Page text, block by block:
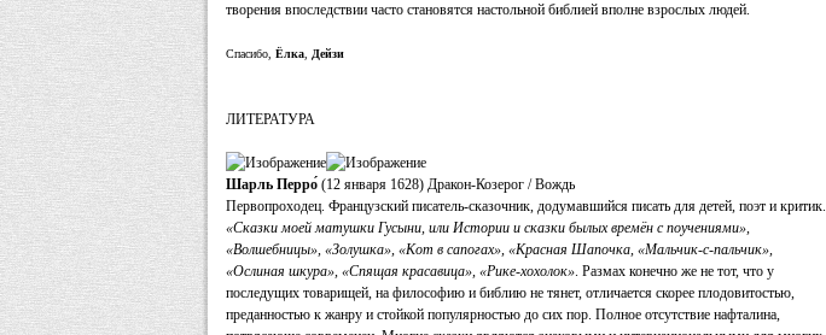
творения впоследствии часто становятся настольной библией вполне взрослых людей.
Спасибо, Ёлка Дейзи
ЛИТЕРАТУРА
Шарль Перро́ (12 января 1628) Дракон-Козерог / Вождь
Первопроходец. Французский писатель-сказочник, додумавшийся писать для детей, поэт и критик.
«Сказки моей матушки Гусыни, или Истории и сказки былых времён с поучениями»,
«Волшебницы», «Золушка», «Кот в сапогах», «Красная Шапочка, «Мальчик-с-пальчик»,
«Ослиная шкура», «Спящая красавица», «Рике-хохолок». Размах конечно же не тот, что у
последущих товарищей, на философию и библию не тянет, отличается скорее плодовитостью,
преданностью к жанру и стойкой популярностью до сих пор. Полное отсутствие нафталина,